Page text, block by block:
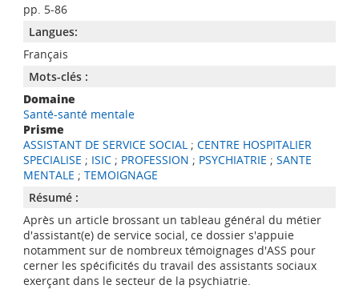
pp. 5-86
Langues:
Français
Mots-clés :
Domaine
Santé-santé mentale
Prisme
ASSISTANT DE SERVICE SOCIAL; CENTRE HOSPITALIER
SPECIALISE ; ISIC; PROFESSION ; PSYCHIATRIE ; SANTE
MENTALE ; TEMOIGNAGE
Résumé :
Après un article brossant un tableau général du métier
d'assistant(e) de service social, ce dossier s'appuie
notamment sur de nombreux témoignages d'ASS pour
cerner les spécificités du travail des assistants sociaux
exerçant dans le secteur de la psychiatrie.